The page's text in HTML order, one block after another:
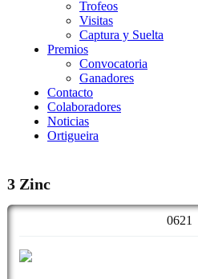
Trofeos
Visitas
Captura y Suelta
Premios
Convocatoria
Ganadores
Contacto
Colaboradores
Noticias
Ortigueira
3 Zinc
0621